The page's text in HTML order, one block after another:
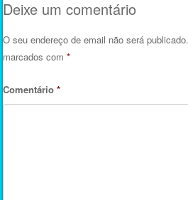
Deixe um comentário
O seu endereço de email não será publicado.
marcados com*
Comentário*